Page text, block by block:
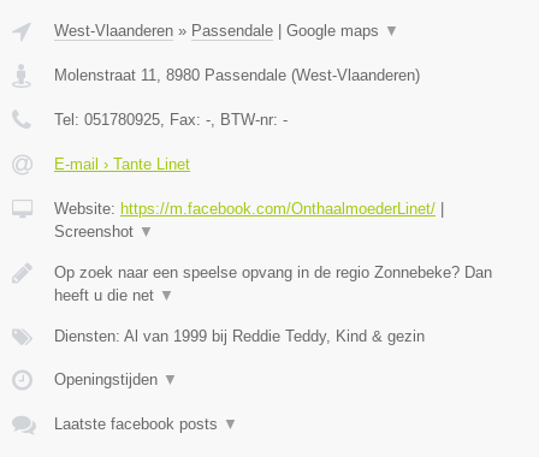
West-Vlaanderen » Passendale | Google maps ▼
Molenstraat 11 8980 Passendale (West-Vlaanderen)
Tel: 051780925 , Fax: - , BTW-nr: -
E-mail › Tante Linet
Website: https://m.facebook.com/OnthaalmoederLinet/ |
Screenshot ▼
Op zoek naar een speelse opvang in de regio Zonnebeke? Dan
heeft u die net ▼
Diensten: Al van 1999 bij Reddie Teddy, Kind & gezin
Openingstijden ▼
Laatste facebook posts ▼